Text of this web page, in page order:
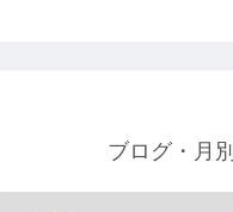
ブログ・月別